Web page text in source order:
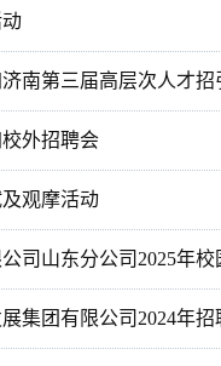
南第三届高层次人才招
外招聘会
观摩活动
司山东分公司2025年
集团有限公司2024年招